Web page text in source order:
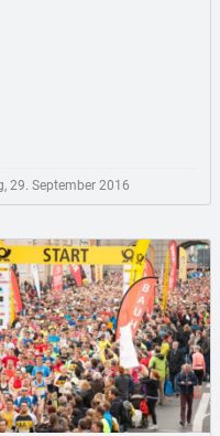
29. September 2016